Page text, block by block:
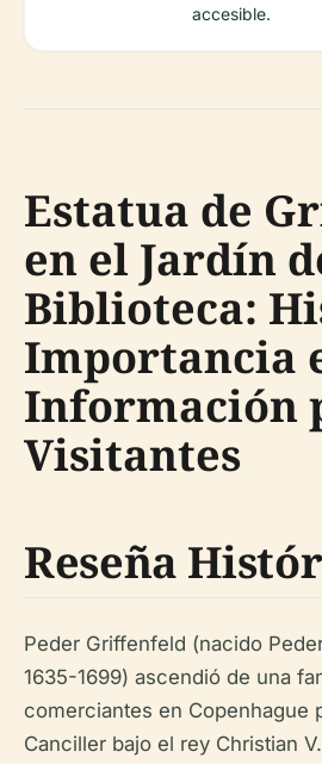
accesible.
Estatua de
en el Jardín
Biblioteca:
Importancia
Información
Visitantes
Reseña
Peder Griffenfeld (nacido
1635-1699) ascendió de una
comerciantes en Copenhague
Canciller bajo el rey Christian